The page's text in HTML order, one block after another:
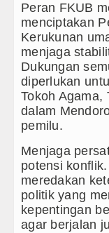
Hukuman
2026 Pukul
8 Agustus 2026
2026 di
Kemala
Ekonomi Mulai
Aktif Saat Ada
Anak Sejak
Peran FKUB
menciptakan
Kerukunan
menjaga
Dukungan
diperlukan
Tokoh Agama,
dalam
pemilu.
Menjaga
potensi
meredakan
politik yang
kepentingan
agar berjalan